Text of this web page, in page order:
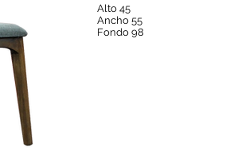
Alto 45
Ancho 55
Fondo 98